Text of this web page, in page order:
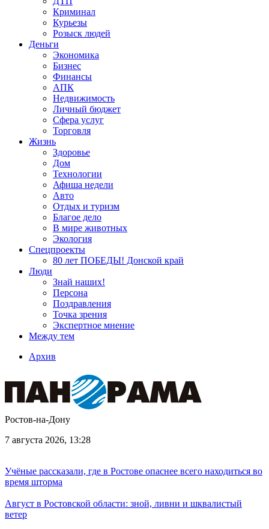
Криминал
Курьезы
Розыск людей
Деньги
Экономика
Бизнес
Финансы
АПК
Недвижимость
Личный бюджет
Сфера услуг
Торговля
Жизнь
Здоровье
Дом
Технологии
Афиша недели
Авто
Отдых и туризм
Благое дело
В мире животных
Экология
Спецпроекты
80 лет ПОБЕДЫ! Донской край
Люди
Знай наших!
Персона
Поздравления
Точка зрения
Экспертное мнение
Между тем
Архив
Ростов-на-Дону
7 августа 2026, 13:28
Учёные рассказали, где в Ростове опаснее всего находиться во
время шторма
Август в Ростовской области: зной, ливни и шквалистый
ветер